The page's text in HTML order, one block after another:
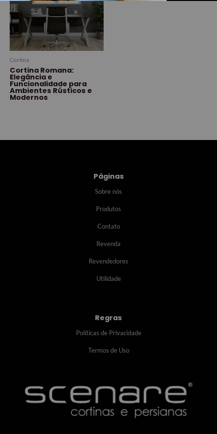
Cortina
Cortina Romana:
Elegância e
Funcionalidade para
Ambientes Rústicos e
Modernos
Páginas
Sobre nós
Produtos
Contato
Revenda
Revendedores
Utilidade
Regras
Políticas de Privacidade
Termos de Uso